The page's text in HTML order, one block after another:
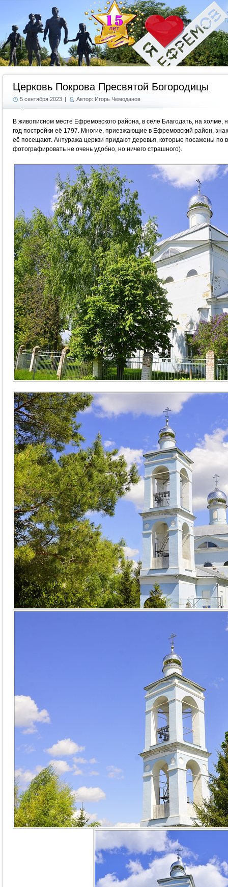
Церковь Покрова Пресвятой Богородицы
5 сентября 2023 | Автор: Игорь Чемоданов
В живописном месте Ефремовского района, в селе Благодать, на холме,
год постройки её 1797. Многие, приезжающие в Ефремовский район,
её посещают. Антуража церкви придают деревья, которые посажены по
фотографировать не очень удобно, но ничего страшного).